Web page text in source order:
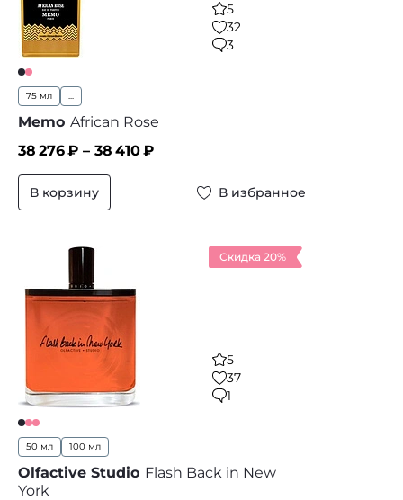
5
32
3
75 мл ...
Memo African Rose
38 276₽ – 38 410₽
В корзину В избранное
Скидка 20%
5
37
1
50 мл 100 мл
Olfactive Studio Flash Back in New
York